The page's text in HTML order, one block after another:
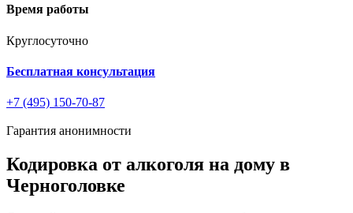
Время работы
Круглосуточно
Бесплатная консультация
+7 (495) 150-70-87
Гарантия анонимности
Кодировка от алкоголя на дому в
Черноголовке